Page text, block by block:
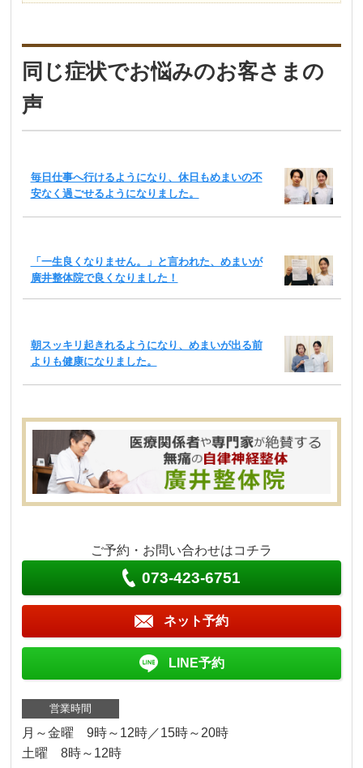
同じ症状でお悩みのお客さまの
声
毎日仕事へ行けるようになり、休日もめまいの不
安なく過ごせるようになりました。
「一生良くなりません。」と言われた、めまいが
廣井整体院で良くなりました！
朝スッキリ起きれるようになり、めまいが出る前
よりも健康になりました。
ご予約・お問い合わせはコチラ
073-423-6751
ネット予約
LINE予約
営業時間
月～金曜 9時～12時／15時～20時
土曜 8時～12時